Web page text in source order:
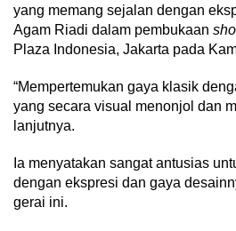
yang memang sejalan dengan
Agam Riadi dalam pembukaan
Plaza Indonesia, Jakarta pada
“Mempertemukan gaya klasik
yang secara visual menonjol dan
lanjutnya.
Ia menyatakan sangat antusias
dengan ekspresi dan gaya
gerai ini.